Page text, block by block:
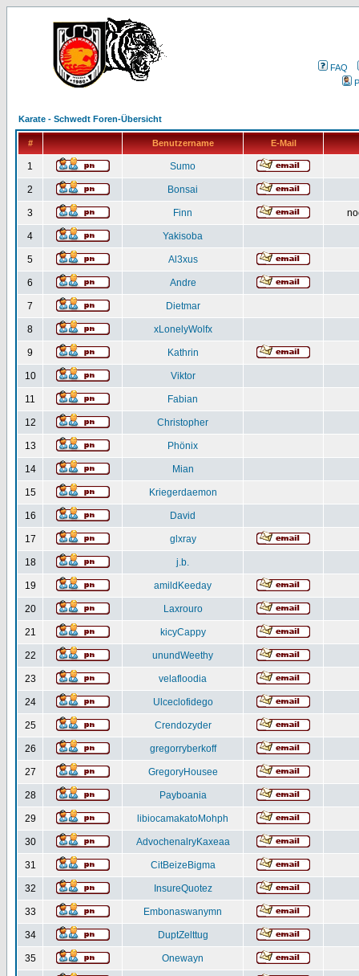
FAQ
Karate - Schwedt Foren-Übersicht
# Benutzername E-Mail
1 Sumo
2 Bonsai
3 Finn
4 Yakisoba
5 Al3xus
6 Andre
7 Dietmar
8 xLonelyWolfx
9 Kathrin
10 Viktor
11 Fabian
12 Christopher
13 Phönix
14 Mian
15 Kriegerdaemon
16 David
17 glxray
18 j.b.
19 amildKeeday
20 Laxrouro
21 kicyCappy
22 unundWeethy
23 velafloodia
24 Ulceclofidego
25 Crendozyder
26 gregorryberkoff
27 GregoryHousee
28 Payboania
29 libiocamakatoMohph
30 AdvochenalryKaxeaa
31 CitBeizeBigma
32 InsureQuotez
33 Embonaswanymn
34 DuptZelttug
35 Onewayn